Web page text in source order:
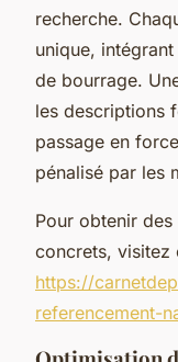
recherche.
unique,
de bourrage.
les descriptions
passage en
pénalisé par les
Pour obtenir
concrets, visitez
https://
referencement-